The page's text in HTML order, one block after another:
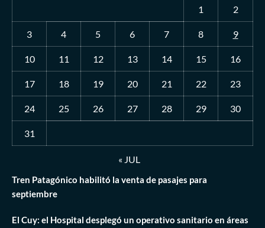
1
2
3 4 5 6 7 8 9
10 11 12 13 14 15 16
17 18 19 20 21 22 23
24 25 26 27 28 29 30
31
« JUL
Tren Patagónico habilitó la venta de pasajes para
septiembre
El Cuy: el Hospital desplegó un operativo sanitario en áreas